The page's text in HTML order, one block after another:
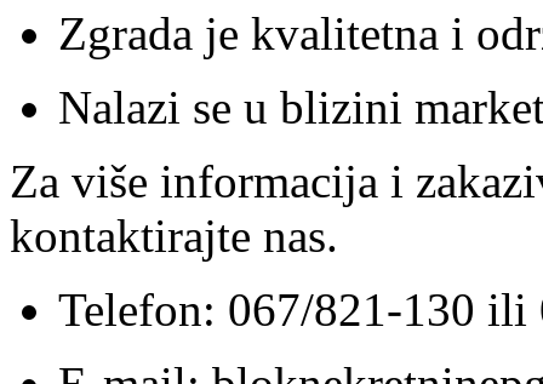
Zgrada je kvalitetna i
Nalazi se u blizini
Za više informacija i
kontaktirajte nas.
Telefon: 067/821-130 ili